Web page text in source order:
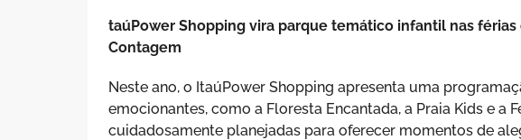
taúPower Shopping vira parque temático infantil nas
Contagem
Neste ano, o ItaúPower Shopping apresenta uma
emocionantes, como a Floresta Encantada, a Praia Kids e a
cuidadosamente planejadas para oferecer momentos de